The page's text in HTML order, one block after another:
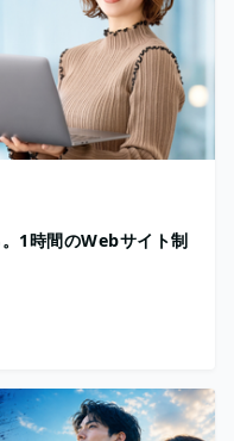
1時間のWebサイト制